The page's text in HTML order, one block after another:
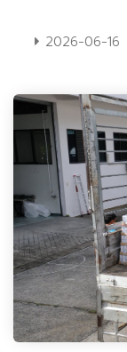
2026-06-16